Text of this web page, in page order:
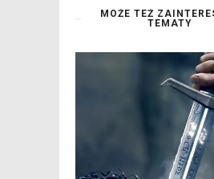
MOŻE TEŻ
TEMATY